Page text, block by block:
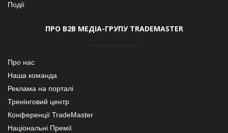
Події
ПРО В2В МЕДІА-ГРУПУ TRADEMASTER
Про нас
Наша команда
Реклама на порталі
Тренінговий центр
Конференції TradeMaster
Національні Премії